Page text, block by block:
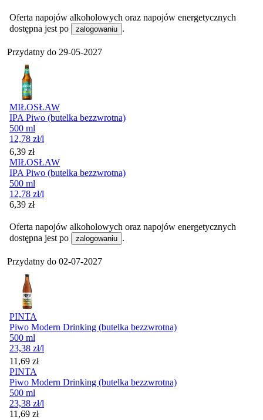
Oferta napojów alkoholowych oraz napojów energetycznych
dostępna jest po
zalogowaniu .
Przydatny do 29-05-2027
MIŁOSŁAW
IPA Piwo (butelka bezzwrotna)
500 ml
12,78 zł/l
Cena
6,39 zł
MIŁOSŁAW
IPA Piwo (butelka bezzwrotna)
500 ml
12,78 zł/l
Cena
6,39 zł
Oferta napojów alkoholowych oraz napojów energetycznych
dostępna jest po
zalogowaniu .
Przydatny do 02-07-2027
PINTA
Piwo Modern Drinking (butelka bezzwrotna)
500 ml
23,38 zł/l
Cena
11,69 zł
PINTA
Piwo Modern Drinking (butelka bezzwrotna)
500 ml
23,38 zł/l
Cena
11,69 zł